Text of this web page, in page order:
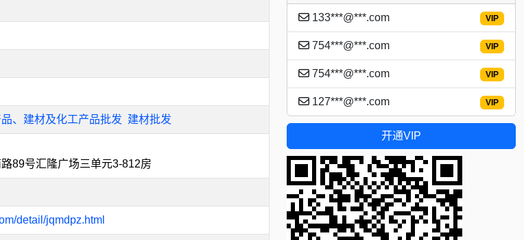
、建材及化工产品批发 建材批发
89号汇隆广场三单元3-812房
detail/jqmdpz.html
VIP
133***@***.com
VIP
754***@***.com
VIP
754***@***.com
VIP
127***@***.com
开通VIP